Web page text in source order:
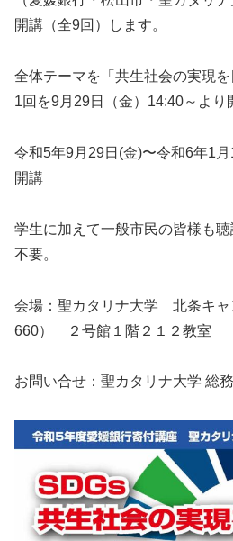
開講（全9回）します。
全体テーマを「共生社会の実現
1回を9月29日（金）14:40～より
令和5年9月29日(金)〜令和6年1
開講
学生に加えて一般市民の皆様も
不要。
会場：聖カタリナ大学 北条キャ
660） ２号館１階２１２教室
お問い合せ：聖カタリナ大学 総